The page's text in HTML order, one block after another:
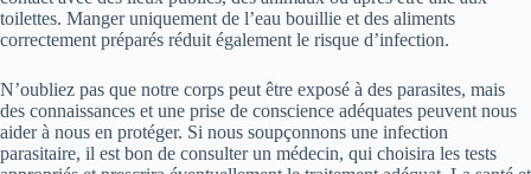
toilettes. Manger uniquement de l’eau bouillie et des aliments
correctement préparés réduit également le risque d’infection.
N’oubliez pas que notre corps peut être exposé à des parasites, mais
des connaissances et une prise de conscience adéquates peuvent nous
aider à nous en protéger. Si nous soupçonnons une infection
parasitaire, il est bon de consulter un médecin, qui choisira les tests